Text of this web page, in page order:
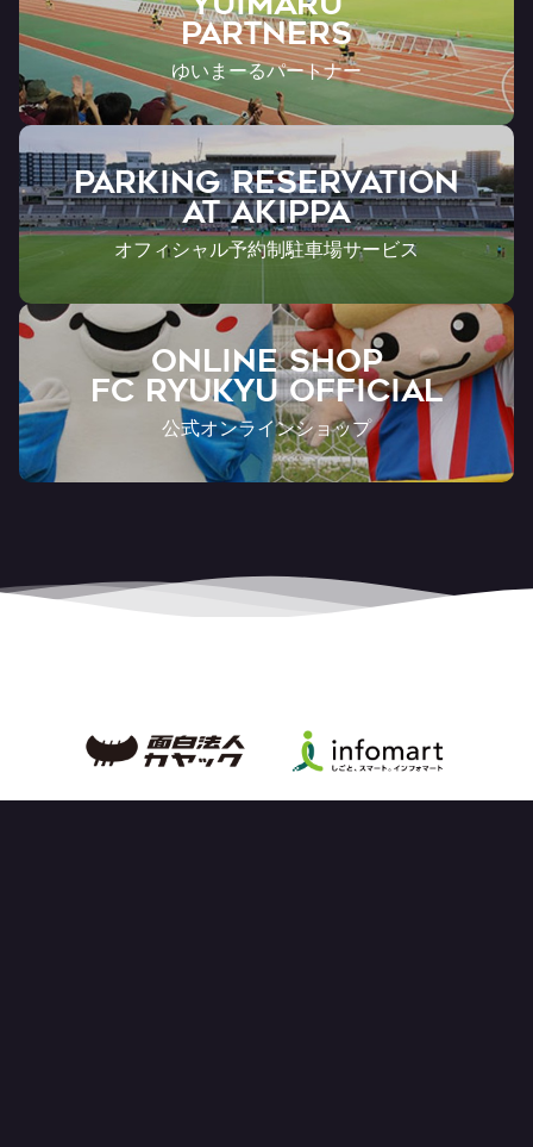
Partners
ゆいまーるパートナー
PARKING RESERVATION
AT Akippa
オフィシャル予約制駐車場サービス
ONLINE SHOP
FC RYUKYU OFFICIAL
公式オンラインショップ